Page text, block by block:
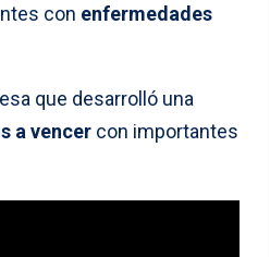
con enfermedades
que desarrolló una
a vencer con importantes